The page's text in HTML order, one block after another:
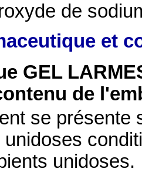
de
et
GEL
de
se présente
unidoses.